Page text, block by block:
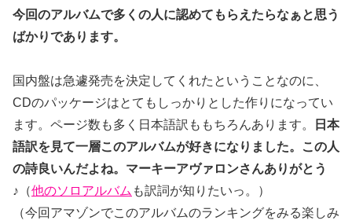
今回のアルバムで多くの人に認めてもらえたらなぁと思う
ばかりであります。
国内盤は急遽発売を決定してくれたということなのに、
CDのパッケージはとてもしっかりとした作りになってい
ます。ページ数も多く日本語訳ももちろんあります。
日本
語訳を見て一層このアルバムが好きになりました。この人
の詩良いんだよね。マーキーアヴァロンさんありがとう
♪ （他のソロアルバム も訳詞が知りたいっ。）
（今回アマゾンでこのアルバムのランキングをみる楽しみ